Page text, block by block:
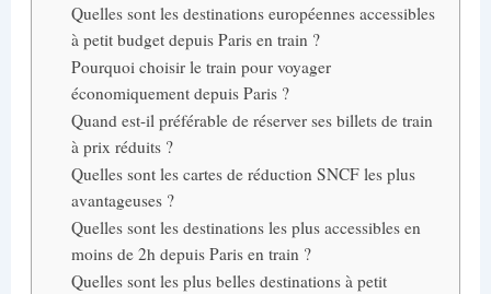
Quelles sont les destinations européennes accessibles
à petit budget depuis Paris en train ?
Pourquoi choisir le train pour voyager
économiquement depuis Paris ?
Quand est-il préférable de réserver ses billets de train
à prix réduits ?
Quelles sont les cartes de réduction SNCF les plus
avantageuses ?
Quelles sont les destinations les plus accessibles en
moins de 2h depuis Paris en train ?
Quelles sont les plus belles destinations à petit